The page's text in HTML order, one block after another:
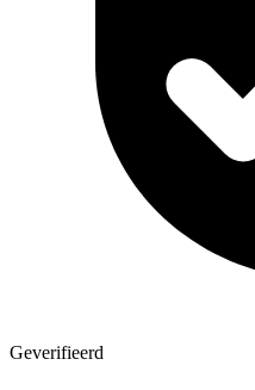
Geverifieerd